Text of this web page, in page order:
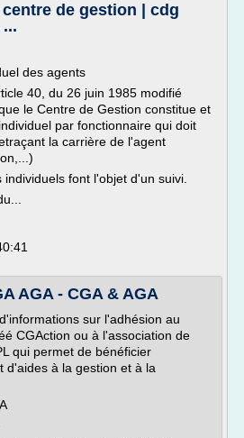
de gestion | cdg
des agents
40, du 26 juin 1985 modifié
le Centre de Gestion constitue et
par fonctionnaire qui doit
la carrière de l'agent
font l'objet d'un suivi.
AGA - CGA & AGA
sur l'adhésion au
CGAction ou à l'association de
qui permet de bénéficier
d'aides à la gestion et à la